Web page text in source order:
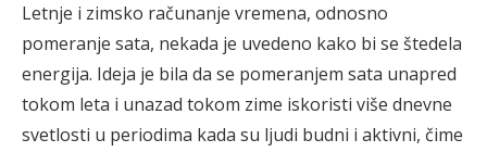
Letnje i zimsko računanje vremena, odnosno
pomeranje sata, nekada je uvedeno kako bi se štedela
energija. Ideja je bila da se pomeranjem sata unapred
tokom leta i unazad tokom zime iskoristi više dnevne
svetlosti u periodima kada su ljudi budni i aktivni, čime